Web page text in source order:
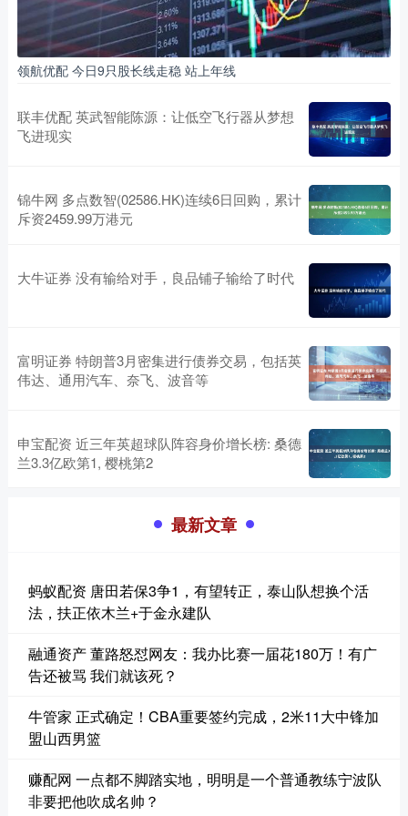
领航优配 今日9只股长线走稳 站上年线
联丰优配 英武智能陈源：让低空飞行器从梦想
飞进现实
锦牛网 多点数智(02586.HK)连续6日回购，累计
斥资2459.99万港元
大牛证券 没有输给对手，良品铺子输给了时代
富明证券 特朗普3月密集进行债券交易，包括英
伟达、通用汽车、奈飞、波音等
申宝配资 近三年英超球队阵容身价增长榜: 桑德
兰3.3亿欧第1, 樱桃第2
最新文章
蚂蚁配资 唐田若保3争1，有望转正，泰山队想换个活
法，扶正依木兰+于金永建队
融通资产 董路怒怼网友：我办比赛一届花180万！有广
告还被骂 我们就该死？
牛管家 正式确定！CBA重要签约完成，2米11大中锋加
盟山西男篮
赚配网 一点都不脚踏实地，明明是一个普通教练宁波队
非要把他吹成名帅？